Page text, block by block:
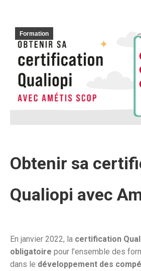
Formation
Obtenir sa
Qualiopi avec
En janvier 2022, la certification
obligatoire pour l’ensemble des
dans le développement des